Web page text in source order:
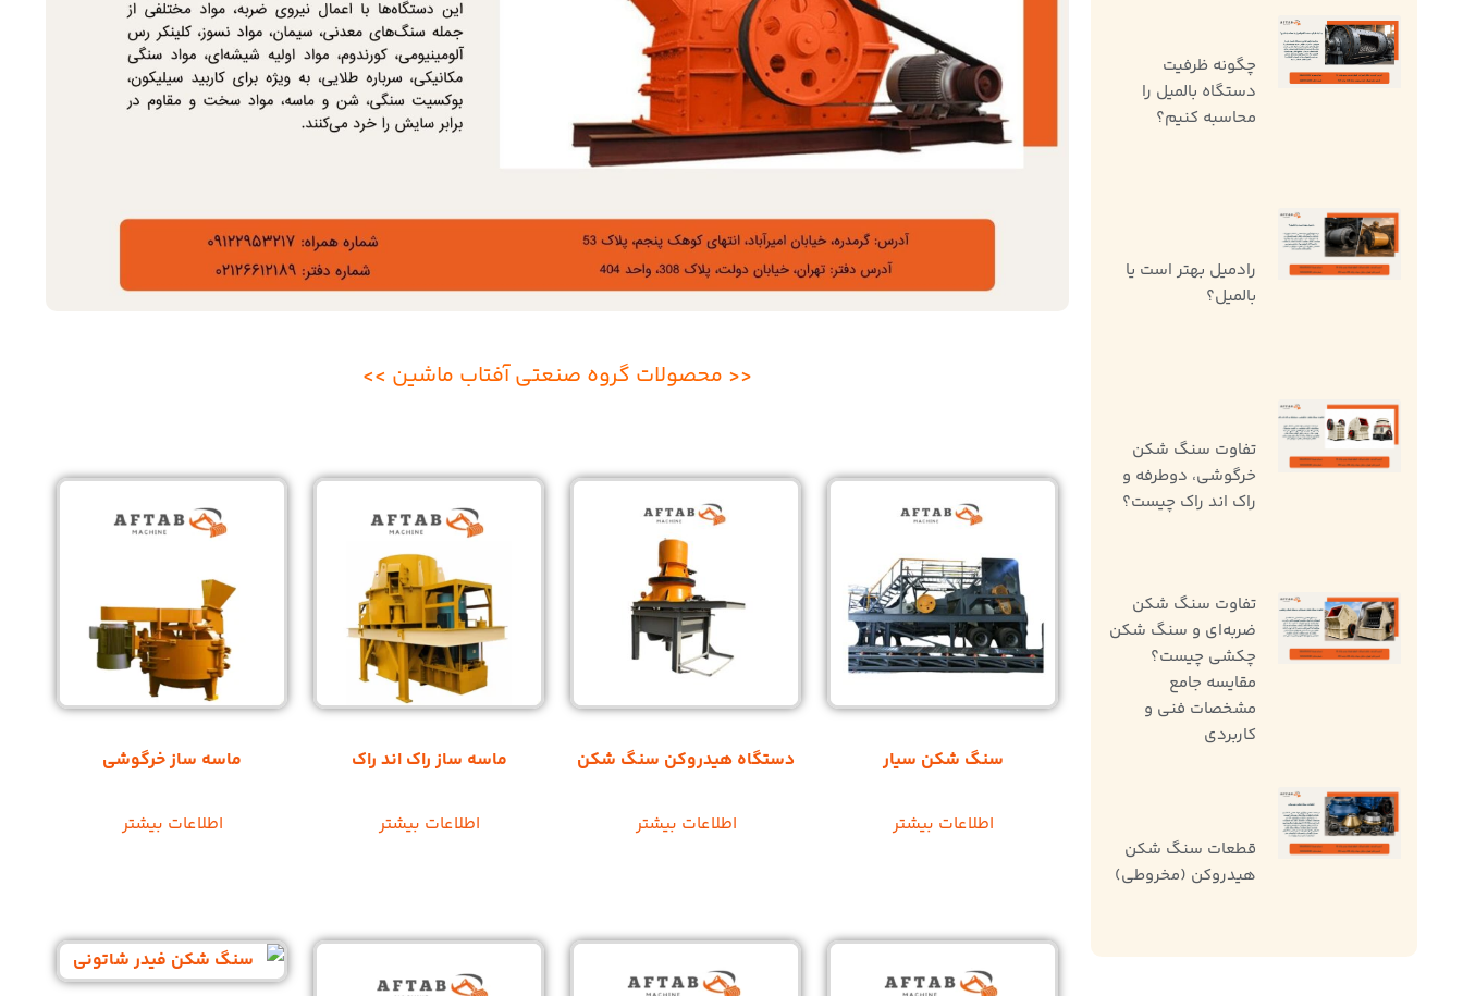
چگونه ظرفیت
دستگاه بالمیل را
محاسبه کنیم؟
رادمیل بهتر است یا
بالمیل؟
تفاوت سنگ ‌شکن
خرگوشی، دوطرفه و
راک اند راک چیست؟
تفاوت سنگ شکن
ضربه‌ای و سنگ شکن
چکشی چیست؟
مقایسه جامع
مشخصات فنی و
کاربردی
قطعات سنگ شکن
هیدروکن (مخروطی)
<< محصولات گروه صنعتی آفتاب ماشین >>
سنگ شکن سیار
اطلاعات بیشتر
دستگاه هیدروکن سنگ شکن
اطلاعات بیشتر
ماسه ساز راک اند راک
اطلاعات بیشتر
ماسه ساز خرگوشی
اطلاعات بیشتر